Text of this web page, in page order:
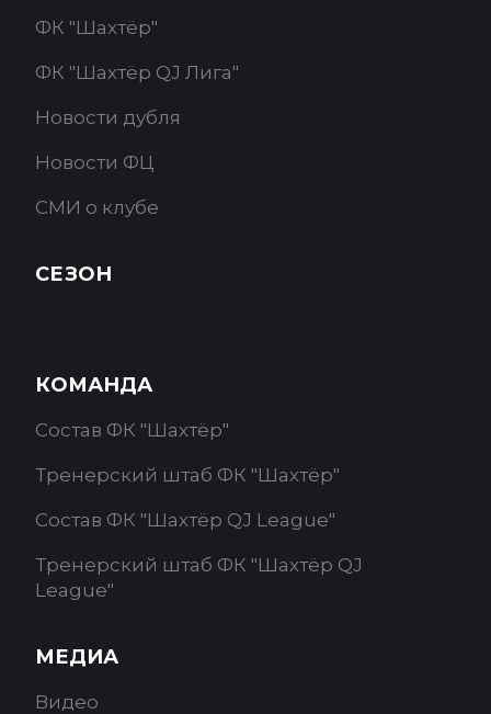
ФК "Шахтёр"
ФК "Шахтёр QJ Лига"
Новости дубля
Новости ФЦ
СМИ о клубе
СЕЗОН
КОМАНДА
Состав ФК "Шахтёр"
Тренерский штаб ФК "Шахтёр"
Состав ФК "Шахтёр QJ League"
Тренерский штаб ФК "Шахтёр QJ
League"
МЕДИА
Видео